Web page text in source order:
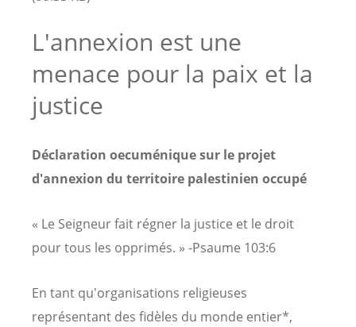
L'annexion est une
menace pour la paix et la
justice
Déclaration oecuménique sur le projet
d'annexion du territoire palestinien occupé
« Le Seigneur fait régner la justice et le droit
pour tous les opprimés. » -Psaume 103:6
En tant qu'organisations religieuses
représentant des fidèles du monde entier*,